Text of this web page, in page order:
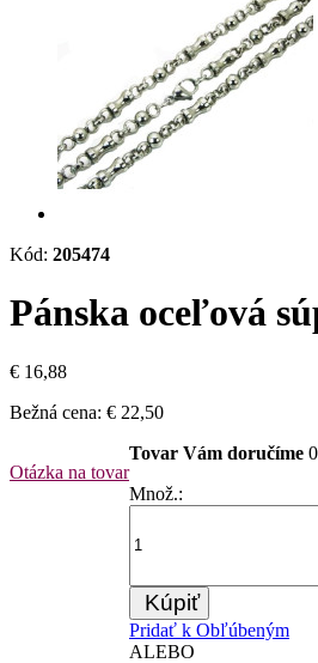
Kód: 205474
Pánska oceľová
€ 16,88
Bežná cena: € 22,50
Otázka na tovar
Tovar Vám doručíme
Množ.:
Kúpiť
Pridať k Obľúbeným
ALEBO